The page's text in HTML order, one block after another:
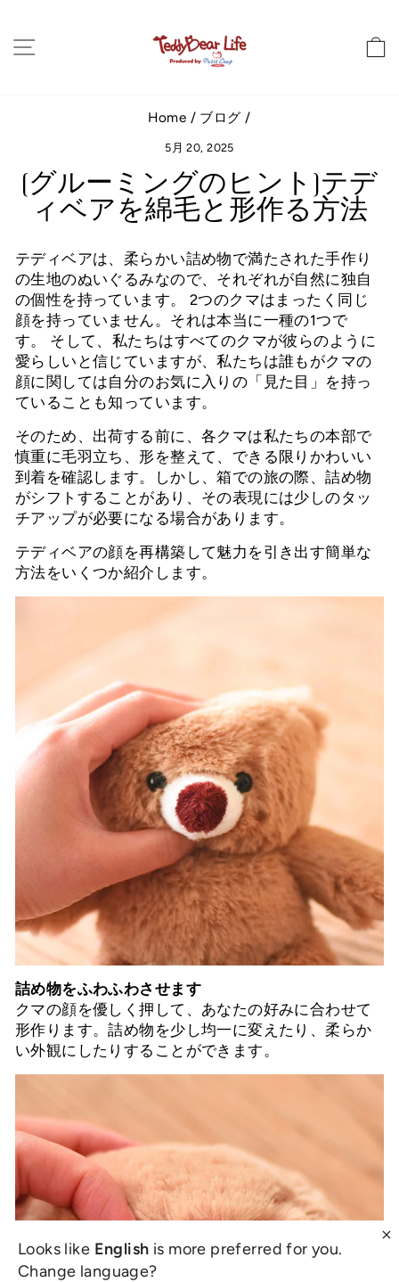
テ
サイトナビゲーション
Home / ブログ /
5月 20, 2025
[グルーミングのヒント]テデ
ィベアを綿毛と形作る方法
テディベアは、柔らかい詰め物で満たされた手作り
の生地のぬいぐるみなので、それぞれが自然に独自
の個性を持っています。 2つのクマはまったく同じ
顔を持っていません。それは本当に一種の1つで
す。 そして、私たちはすべてのクマが彼らのように
愛らしいと信じていますが、私たちは誰もがクマの
顔に関しては自分のお気に入りの「見た目」を持っ
ていることも知っています。
そのため、出荷する前に、各クマは私たちの本部で
慎重に毛羽立ち、形を整えて、できる限りかわいい
到着を確認します。しかし、箱での旅の際、詰め物
がシフトすることがあり、その表現には少しのタッ
チアップが必要になる場合があります。
テディベアの顔を再構築して魅力を引き出す簡単な
方法をいくつか紹介します。
詰め物をふわふわさせます
クマの顔を優しく押して、あなたの好みに合わせて
形作ります。詰め物を少し均一に変えたり、柔らか
い外観にしたりすることができます。
Looks like English is more preferred for you.
Change language?